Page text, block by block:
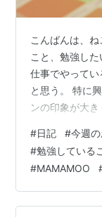
こんばんは、
こと、勉強した
仕事でやって
と思う。 特に
ンの印象が大
ョン、インテリ
でも活かせる知
一曲 Solar -
*** ランキング
す！ *** ラン
#日記 #今週
#勉強している
#MAMAMOO